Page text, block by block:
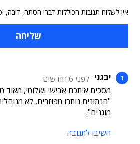
אין לשלוח תגובות הכוללות דברי הסתה, דיבה,
יבגני לפני 6 חודשים
מסכים איתכם אבישי ושלומי, מאוד
"הנתונים נותרו מפוזרים, לא
מוגנים".
השיבו לתגובה